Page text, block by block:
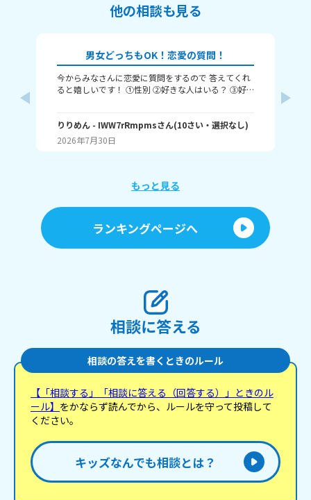
他の相談も見る
男女どっちもOK！恋愛の質問！
今からみなさんに恋愛に質問をするので 答えてくれ
ると嬉しいです！ ①性別 ②好きな人はいる？ ③好
す！ 最後まで見てくれてありがとう！ ではバイバ
イ！
りりめん - IWW7rRmpmsさん(10さい・ 選択なし)
2026年7月30日
もっと見る
ランキングページへ
相談に答える
相談の答えを書くときのルール
【「相談する」「相談に答える（回答する）」ときのル
ール】 をかならず読んでから、ルールを守って投稿して
ください。
キッズなんでも相談とは？